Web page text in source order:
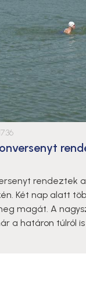
rendeztek
Két nap alatt
magát. A
a határon túlról